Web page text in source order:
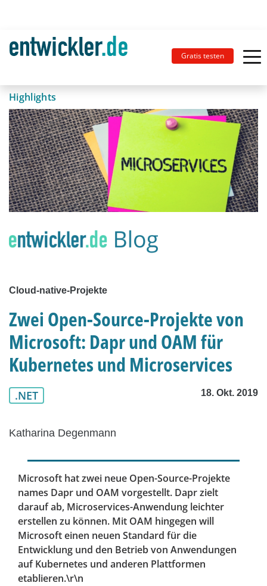
Gratis testen
Highlights
Cloud-native-Projekte
Zwei Open-Source-Projekte von
Microsoft: Dapr und OAM für
Kubernetes und Microservices
.NET 18. Okt. 2019
Katharina Degenmann
Microsoft hat zwei neue Open-Source-Projekte
names Dapr und OAM vorgestellt. Dapr zielt
darauf ab, Microservices-Anwendung leichter
erstellen zu können. Mit OAM hingegen will
Microsoft einen neuen Standard für die
Entwicklung und den Betrieb von Anwendungen
auf Kubernetes und anderen Plattformen
etablieren.\r\n